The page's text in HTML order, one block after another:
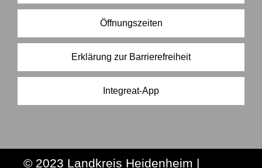
Öffnungszeiten
Erklärung zur Barrierefreiheit
Integreat-App
© 2023 Landkreis Heidenheim |